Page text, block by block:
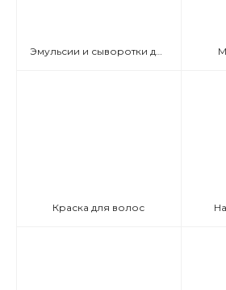
Краска для волос